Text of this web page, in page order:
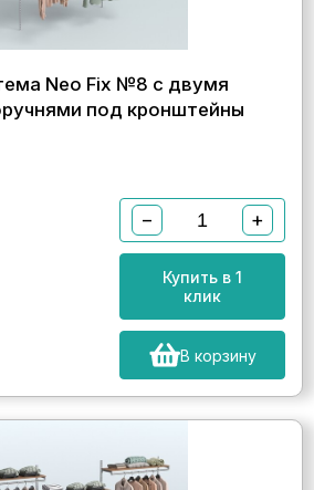
Neo Fix №8 с двумя
под кронштейны
− +
Купить в 1
клик
В корзину